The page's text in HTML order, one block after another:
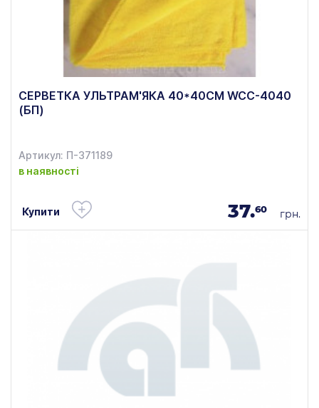
CЕРВЕТКА УЛЬТРАМ'ЯКА 40*40СМ WCC-4040
(БП)
Артикул: П-371189
в наявності
Купити 37.60 грн.